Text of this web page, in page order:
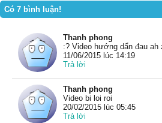
Có 7 bình luận!
Thanh phong
:? Video hướng dẩn đau ah
11/06/2015 lúc 14:19
Trả lời
Thanh phong
Video bi loi roi
20/02/2015 lúc 05:45
Trả lời